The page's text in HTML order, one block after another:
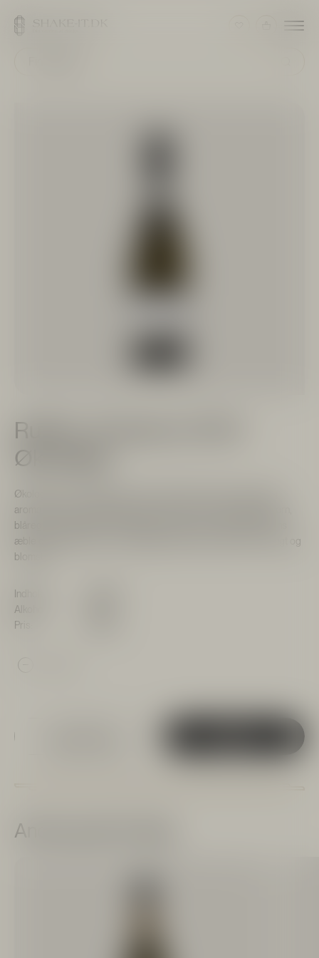
Ruffino, Prosecco DOC
Økologisk
Økologisk - lys, strågul farve med fine bobler. Intens og frugtig
aroma. Rene noter af æble, pære og citrus samt små hints af tjørn,
blåregn og hyldeblomst. Smagen er sprød, ren og delikat. Intens
æble og fersken giver en behagelig eftersmag med hints af frugt og
blomster.
Indhold:
Alkohol:
Pris:
Andre gode forslag